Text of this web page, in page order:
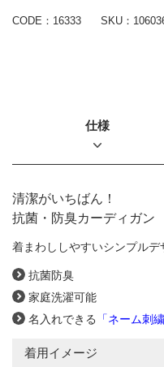
CODE：16333 SKU：
仕様
清潔がいちばん！
抗菌・防臭カーディガン
着まわししやすいシンプルデ
抗菌防臭
家庭洗濯可能
名入れできる
「ネーム刺繍
着用イメージ